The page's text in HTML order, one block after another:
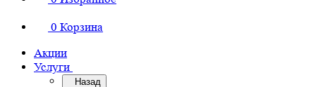
0 Корзина
Акции
Услуги
Назад